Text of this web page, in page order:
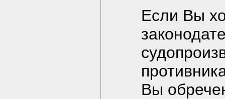
Если Вы
Вы